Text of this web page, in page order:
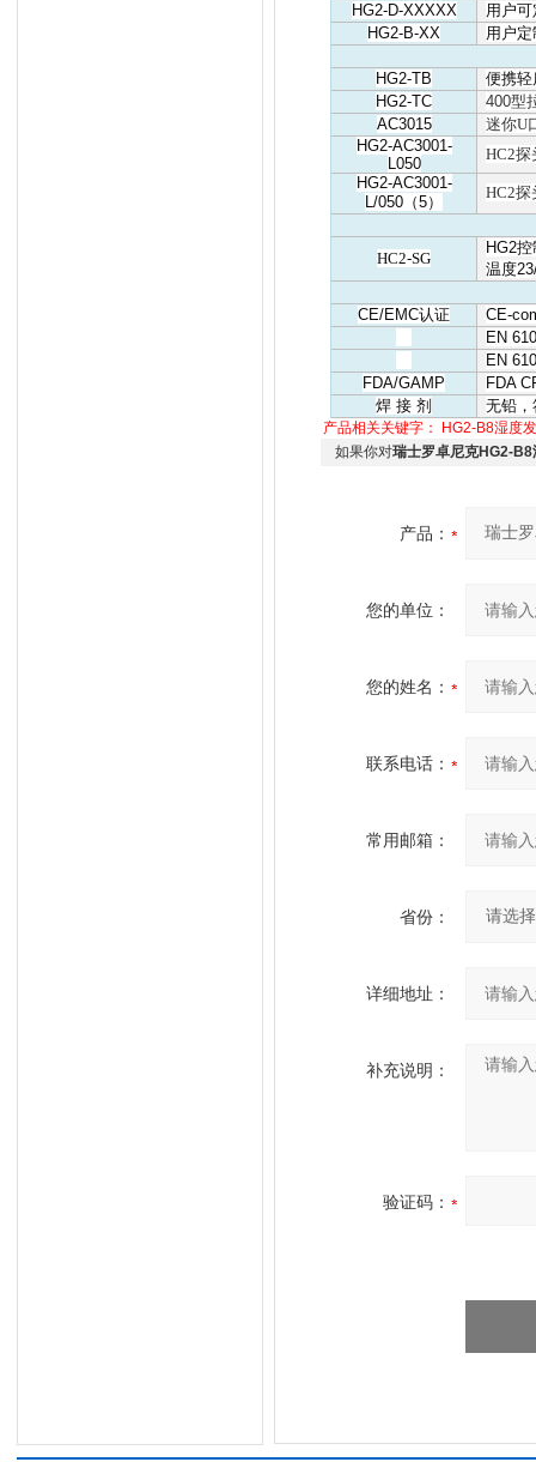
HG2-D-XXXXX
用户
HG2-B-XX
用户
HG2-TB
便携
HG2-TC
400型
AC3015
迷你U
HG2-AC3001-
L050
HC2探
HG2-AC3001-
L/050 （5）
HC2探
HC2-SG
HG2控
温度
CE/EMC认证
CE-
EN
EN
FDA/GAMP
FDA
焊 接 剂 无铅
产品相关关键字：
HG2-B8湿度
如果你对瑞士罗卓尼克HG2-B8
产品：
您的单位：
您的姓名：
联系电话：
常用邮箱：
省份：
详细地址：
补充说明：
验证码：